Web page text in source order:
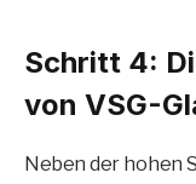
Schritt 4:
von VSG-
Neben der hohen